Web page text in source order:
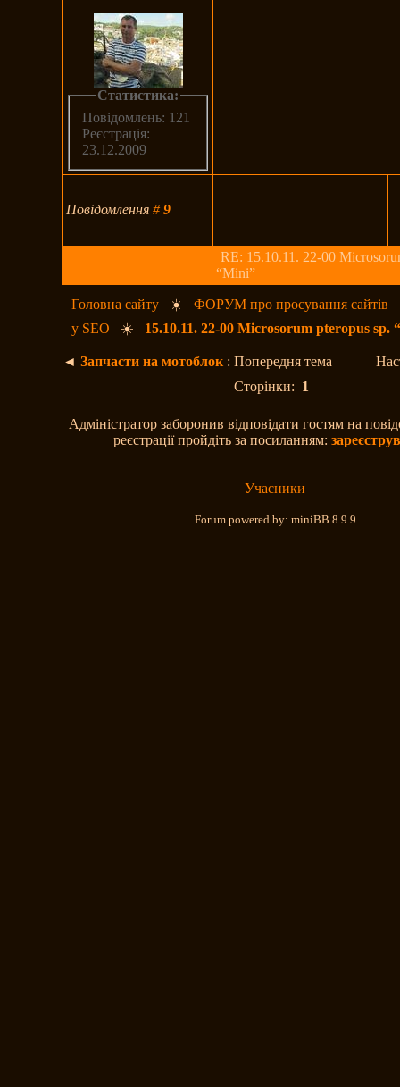
Статистика:
Повідомлень: 121
Реєстрація:
23.12.2009
Повідомлення#9
RE: 15.10.11. 22-00
“Mini”
Головна сайту ☀️ФОРУМ про просування сайтів
у SEO
☀️ 15.10.11. 22-00 Microsorum pteropus sp.
◄Запчасти на мотоблок : Попередня тема
Сторінки: 1
Адміністратор заборонив відповідати гостям на
реєстрації пройдіть за посиланням:
Учасники
Forum powered by: miniBB 8.9.9